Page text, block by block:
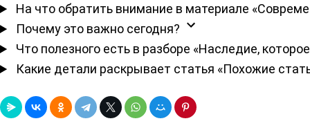
На что обратить внимание в материале
Почему это важно сегодня?
Что полезного есть в разборе «Наследие,
Какие детали раскрывает статья «Похожие